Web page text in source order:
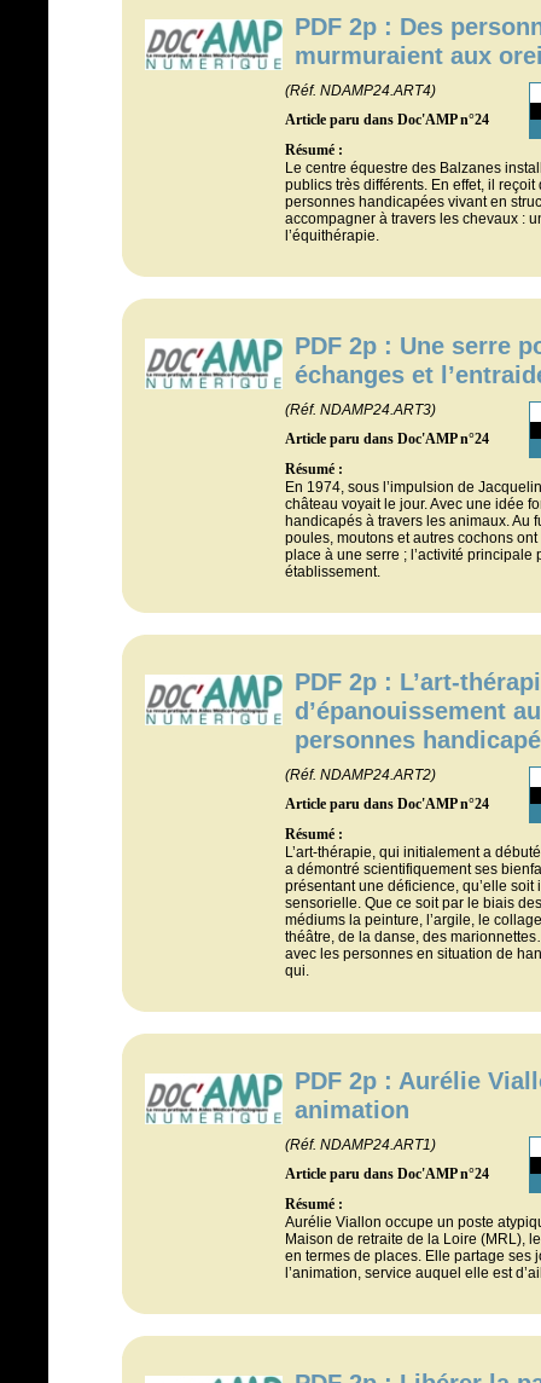
PDF 2p : Des
murmuraient aux
(Réf. NDAMP24.ART4)
Article paru dans Doc'AMP n°24
Résumé :
Le centre équestre des Balzanes
publics très différents. En effet, il
personnes handicapées vivant en
accompagner à travers les chevaux :
l’équithérapie.
PDF 2p : Une serre
échanges et
(Réf. NDAMP24.ART3)
Article paru dans Doc'AMP n°24
Résumé :
En 1974, sous l’impulsion de
château voyait le jour. Avec une idée
handicapés à travers les animaux. Au
poules, moutons et autres cochons
place à une serre ; l’activité
établissement.
PDF 2p : L’art-
d’épanouissement
personnes
(Réf. NDAMP24.ART2)
Article paru dans Doc'AMP n°24
Résumé :
L’art-thérapie, qui initialement a
a démontré scientifiquement ses
présentant une déficience, qu’elle
sensorielle. Que ce soit par le biais
médiums la peinture, l’argile, le
théâtre, de la danse, des
avec les personnes en situation de
qui.
PDF 2p : Aurélie
animation
(Réf. NDAMP24.ART1)
Article paru dans Doc'AMP n°24
Résumé :
Aurélie Viallon occupe un poste
Maison de retraite de la Loire (MRL),
en termes de places. Elle partage ses
l’animation, service auquel elle est